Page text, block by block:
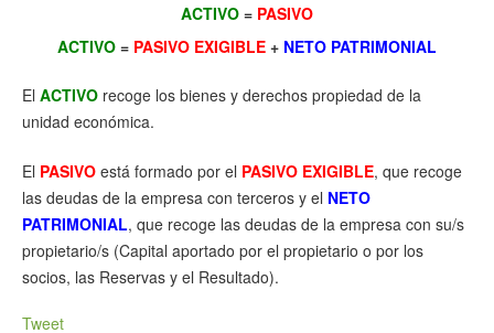
ACTIVO = PASIVO
ACTIVO = PASIVO EXIGIBLE + NETO PATRIMONIAL
El ACTIVO recoge los bienes y derechos propiedad de la
unidad económica.
El PASIVO está formado por el PASIVO EXIGIBLE, que recoge
las deudas de la empresa con terceros y el NETO
PATRIMONIAL, que recoge las deudas de la empresa con su/s
propietario/s (Capital aportado por el propietario o por los
socios, las Reservas y el Resultado).
Tweet